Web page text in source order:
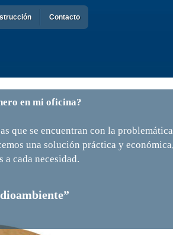
Contacto
en mi oficina?
que se encuentran con la
una solución práctica y
a cada necesidad.